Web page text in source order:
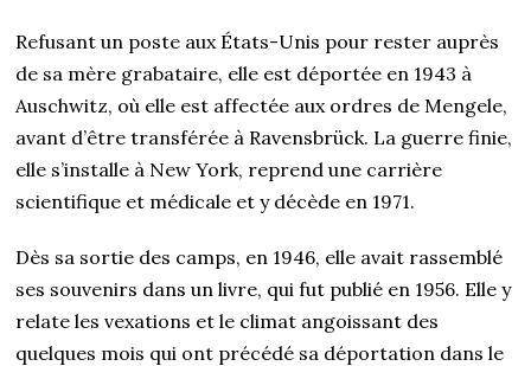
Refusant un poste aux États-Unis pour rester auprès
de sa mère grabataire, elle est déportée en 1943 à
Auschwitz, où elle est affectée aux ordres de Mengele,
avant d’être transférée à Ravensbrück. La guerre finie,
elle s’installe à New York, reprend une carrière
scientifique et médicale et y décède en 1971.
Dès sa sortie des camps, en 1946, elle avait rassemblé
ses souvenirs dans un livre, qui fut publié en 1956. Elle y
relate les vexations et le climat angoissant des
quelques mois qui ont précédé sa déportation dans le